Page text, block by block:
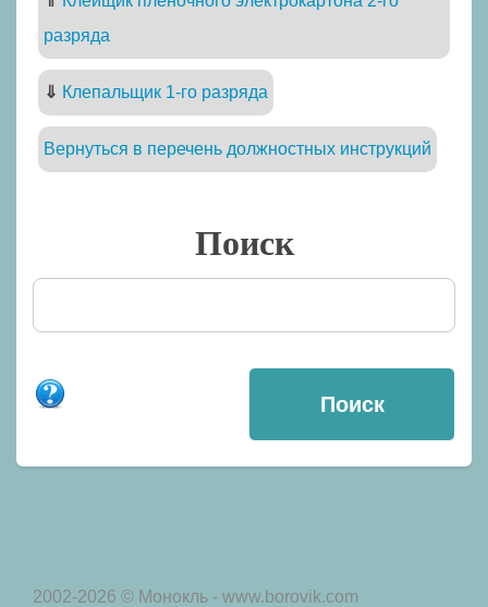
разряда
⇓ Клепальщик 1-го разряда
Вернуться в перечень должностных инструкций
Поиск
2002-2026 © Монокль - www.borovik.com